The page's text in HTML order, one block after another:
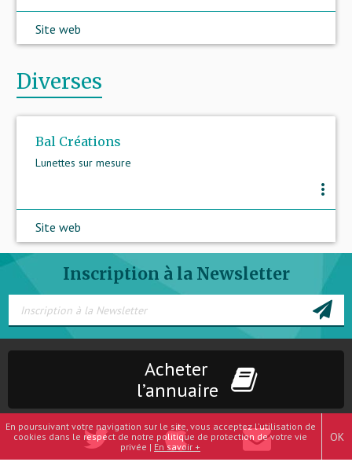
Site web
Diverses
Bal Créations
Lunettes sur mesure
more_vert
Site web
Inscription à la Newsletter
Acheter
l’annuaire
En poursuivant votre navigation sur le site, vous acceptez l'utilisation de
cookies dans le respect de notre politique de protection de votre vie
privée | En savoir +
OK